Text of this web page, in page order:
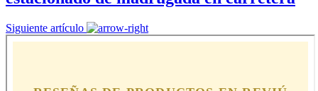
Siguiente artículo